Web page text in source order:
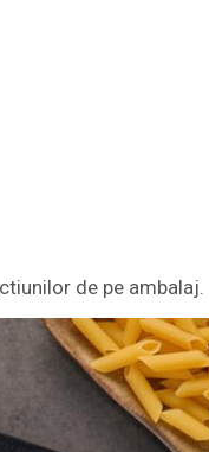
de pe ambalaj.